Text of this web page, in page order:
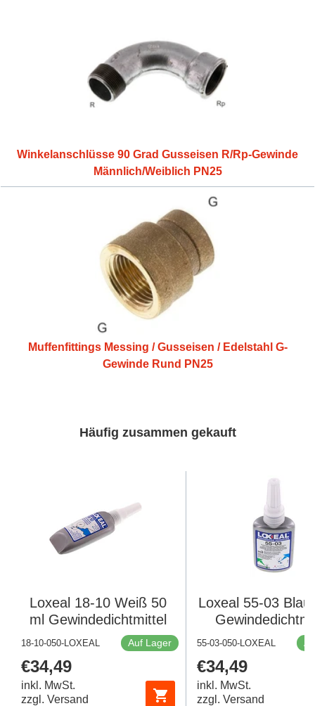
Winkelanschlüsse 90 Grad Gusseisen R/Rp-Gewinde
Männlich/Weiblich PN25
Muffenfittings Messing / Gusseisen / Edelstahl G-
Gewinde Rund PN25
Häufig zusammen gekauft
Loxeal 18-10 Weiß 50
ml Gewindedichtmittel
18-10-050-LOXEAL Auf Lager
Regulärer
Preis
€34,49
inkl. MwSt.
zzgl. Versand
Loxeal 55-03 Blau
55-03-050-LOXEAL
Regulärer
Preis
€34,49
inkl. MwSt.
zzgl. Versand